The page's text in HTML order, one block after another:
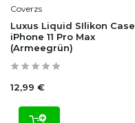
Coverzs
Luxus Liquid SIlikon Case
iPhone 11 Pro Max
(Armeegrün)
12,99 €